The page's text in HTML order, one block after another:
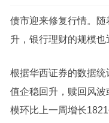
债市迎来修复行情。
升，银行理财的规模也
根据华西证券的数据
值企稳回升，赎回风
模环比上一周增长